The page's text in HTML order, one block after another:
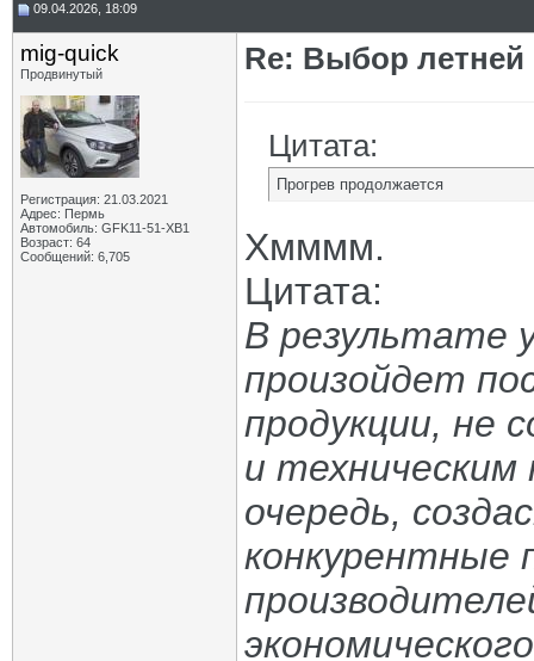
09.04.2026, 18:09
mig-quick
Продвинутый
Регистрация: 21.03.2021
Адрес: Пермь
Автомобиль: GFK11-51-ХВ1
Возраст: 64
Сообщений: 6,705
Re: Выбор летней
Цитата:
Прогрев продолжается
Хмммм.
Цитата:
В результате
произойдет
продукции, не
и
очередь,
конкурентные